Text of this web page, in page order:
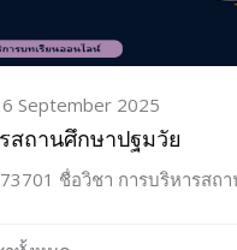
September 2025
สถานศึกษาปฐมวัย
ชื่อวิชา การบริหารสถ